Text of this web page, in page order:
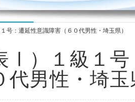
号：遷延性意識障害（６０代男性・埼玉県）
Ⅰ）１級１
代男性・埼玉